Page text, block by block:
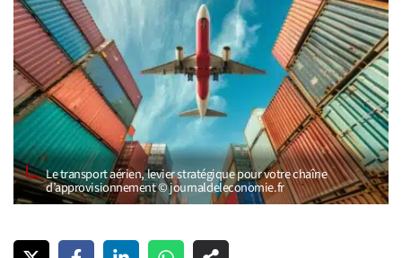
Le transport aérien, levier stratégique pour votre chaîne
d’approvisionnement © journaldeleconomie.fr